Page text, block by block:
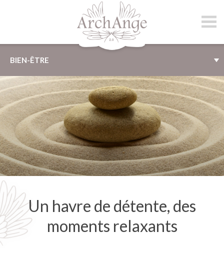
BIEN-ÊTRE
Un havre de détente, des
moments relaxants